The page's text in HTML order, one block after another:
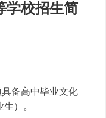
校招生简
具备高中毕业文化
）。